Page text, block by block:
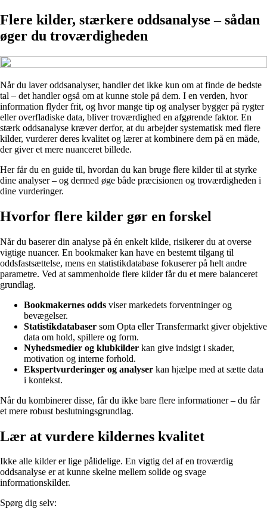
Flere kilder, stærkere oddsanalyse – sådan
øger du troværdigheden
Når du laver oddsanalyser, handler det ikke kun om at finde de bedste
tal – det handler også om at kunne stole på dem. I en verden, hvor
information flyder frit, og hvor mange tip og analyser bygger på rygter
eller overfladiske data, bliver troværdighed en afgørende faktor. En
stærk oddsanalyse kræver derfor, at du arbejder systematisk med flere
kilder, vurderer deres kvalitet og lærer at kombinere dem på en måde,
der giver et mere nuanceret billede.
Her får du en guide til, hvordan du kan bruge flere kilder til at styrke
dine analyser – og dermed øge både præcisionen og troværdigheden i
dine vurderinger.
Hvorfor flere kilder gør en forskel
Når du baserer din analyse på én enkelt kilde, risikerer du at overse
vigtige nuancer. En bookmaker kan have en bestemt tilgang til
oddsfastsættelse, mens en statistikdatabase fokuserer på helt andre
parametre. Ved at sammenholde flere kilder får du et mere balanceret
grundlag.
Bookmakernes odds viser markedets forventninger og
bevægelser.
Statistikdatabaser som Opta eller Transfermarkt giver objektive
data om hold, spillere og form.
Nyhedsmedier og klubkilder kan give indsigt i skader,
motivation og interne forhold.
Ekspertvurderinger og analyser kan hjælpe med at sætte data
i kontekst.
Når du kombinerer disse, får du ikke bare flere informationer – du får
et mere robust beslutningsgrundlag.
Lær at vurdere kildernes kvalitet
Ikke alle kilder er lige pålidelige. En vigtig del af en troværdig
oddsanalyse er at kunne skelne mellem solide og svage
informationskilder.
Spørg dig selv: